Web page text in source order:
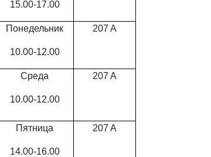
15.00-17.00
Понедельник
10.00-12.00
207 A
Среда
10.00-12.00
207 A
Пятница
14.00-16.00
207 A